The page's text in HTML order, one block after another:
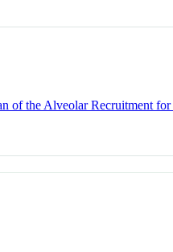
of the Alveolar Recruitment